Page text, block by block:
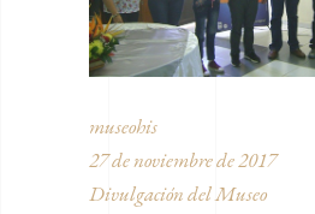
museohis
27 de noviembre de 2017
Divulgación del Museo